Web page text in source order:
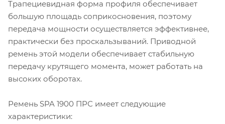
Трапециевидная форма профиля обеспечивает
большую площадь соприкосновения, поэтому
передача мощности осуществляется эффективнее,
практически без проскальзываний. Приводной
ремень этой модели обеспечивает стабильную
передачу крутящего момента, может работать на
высоких оборотах.
Ремень SPA 1900 ПРС имеет следующие
характеристики: